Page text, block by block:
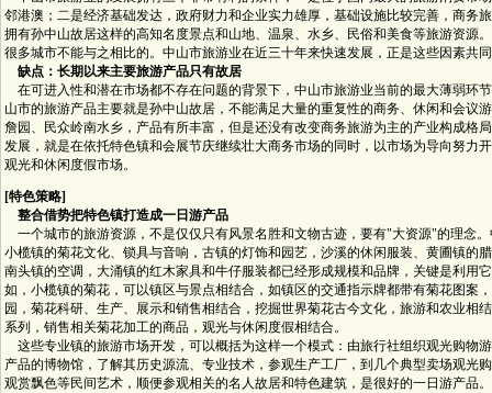
邻港澳；二是经济基础发达，政府财力和企业实力雄厚，基础设施比较完善，商务
拥有孙中山故居这样的高知名度景点和山地、温泉、水乡、民俗和美食等旅游资源
很多城市不能与之相比的。中山市旅游业在近三十年来快速发展，正是这些因素共
缺点：长期以来主要旅游产品只有故居
在可进入性和潜在市场都不存在问题的背景下，中山市旅游业当前的最大薄弱环
山市的旅游产品主要就是孙中山故居，不能满足大量的重复性的商务、休闲和会议
詹园、民众岭南水乡，产品有所丰富，但是还没有改变商务旅游为主的产业构成格
发展，就是在依托特色镇和会展节庆继续壮大商务市场的同时，以市场为导向努力
观光和休闲度假市场。
[特色策略]
整合借势把特色镇打造成一日游产品
一个城市的旅游资源，不是仅仅只有风景名胜和文物古迹，要有"大资源"的理念
小榄镇的菊花文化、锁具与音响，古镇的灯饰和园艺，沙溪的休闲服装、黄圃镇的
南头镇的空调，大涌镇的红木家具和牛仔服装都已经形成规模和品牌，关键是利用
如，小榄镇的菊花，可以镇区与景点相结合，如镇区的交通指示牌都带有菊花图案
园，菊花科研、生产、展示和销售相结合，挖掘世界菊花古今文化，旅游和农业相
系列，销售相关菊花加工的商品，观光与休闲度假相结合。
这些专业镇的旅游市场开发，可以概括为这样一个模式：由旅行社组织观光购物
产品的博物馆，了解其历史源流、专业技术，参观生产工厂，到几个典型卖场观光
观赏飘色等民间艺术，顺便参观相关的名人故居和特色建筑，是很好的一日游产品。